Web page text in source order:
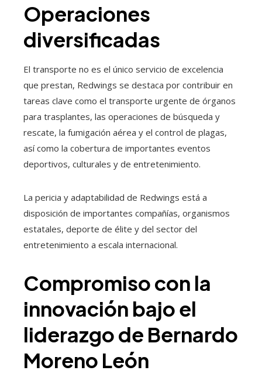
Operaciones
diversificadas
El transporte no es el único servicio de excelencia
que prestan, Redwings se destaca por contribuir en
tareas clave como el transporte urgente de órganos
para trasplantes, las operaciones de búsqueda y
rescate, la fumigación aérea y el control de plagas,
así como la cobertura de importantes eventos
deportivos, culturales y de entretenimiento.
La pericia y adaptabilidad de Redwings está a
disposición de importantes compañías, organismos
estatales, deporte de élite y del sector del
entretenimiento a escala internacional.
Compromiso con la
innovación bajo el
liderazgo de Bernardo
Moreno León